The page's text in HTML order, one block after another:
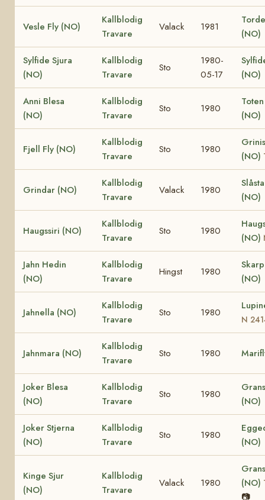
Vesle Fly (NO)
Kallblodig
Travare
Valack 1981
(NO)
Sylfide Sjura
(NO)
Kallblodig
Travare
Sto
1980-
05-17
(NO)
Anni Blesa
(NO)
Kallblodig
Travare
Sto 1980
(NO)
Fjell Fly (NO)
Kallblodig
Travare
Sto 1980
(NO)
Grindar (NO)
Kallblodig
Travare
Valack 1980
(NO)
Haugssiri (NO)
Kallblodig
Travare
Sto 1980
(NO)
Jahn Hedin
(NO)
Kallblodig
Travare
Hingst 1980
(NO)
Jahnella (NO)
Kallblodig
Travare
Sto 1980
N
Jahnmara (NO)
Kallblodig
Travare
Sto 1980
Joker Blesa
(NO)
Kallblodig
Travare
Sto 1980
(NO)
Joker Stjerna
(NO)
Kallblodig
Travare
Sto 1980
(NO)
Kinge Sjur
(NO)
Kallblodig
Travare
Valack 1980
(NO)
📷